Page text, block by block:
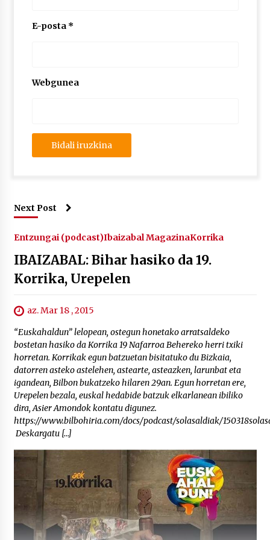
E-posta *
Webgunea
Next Post
Entzungai (podcast)Ibaizabal MagazinaKorrika
IBAIZABAL: Bihar hasiko da 19.
Korrika, Urepelen
az. Mar 18 , 2015
“Euskahaldun” lelopean, ostegun honetako arratsaldeko
bostetan hasiko da Korrika 19 Nafarroa Behereko herri txiki
horretan. Korrikak egun batzuetan bisitatuko du Bizkaia,
datorren asteko astelehen, astearte, asteazken, larunbat eta
igandean, Bilbon bukatzeko hilaren 29an. Egun horretan ere,
Urepelen bezala, euskal hedabide batzuk elkarlanean ibiliko
dira, Asier Amondok kontatu digunez.
https://www.bilbohiria.com/docs/podcast/solasaldiak/
Deskargatu […]